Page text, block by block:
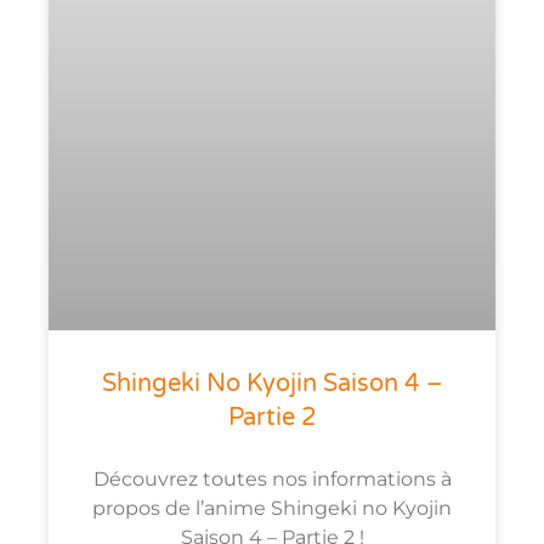
Shingeki No Kyojin Saison 4 –
Partie 2
Découvrez toutes nos informations à
propos de l’anime Shingeki no Kyojin
Saison 4 – Partie 2 !